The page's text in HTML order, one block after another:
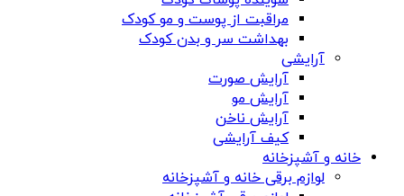
مراقبت از پوست و مو کودک
بهداشت سر و بدن کودک
آرایشی
آرایش صورت
آرایش مو
آرایش ناخن
کیف آرایشی
خانه و آشپزخانه
لوازم برقی خانه و آشپزخانه